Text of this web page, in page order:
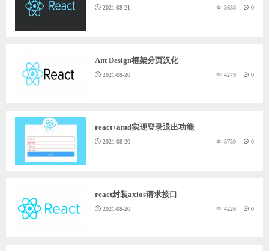
省钱帮
2021-08-21 3638 0
Ant Design框架分页汉化
2021-08-20 4279 0
react+antd实现登录退出功能
2021-08-20 5759 0
react封装axios请求接口
2021-08-20 4226 0